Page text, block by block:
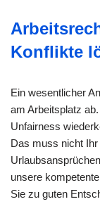
Konflikte
Ein wesentlicher
am Arbeitsplatz
Unfairness
Das muss nicht
unsere
Sie zu guten